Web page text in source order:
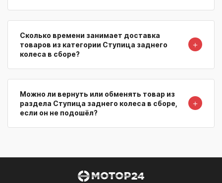
Сколько времени занимает доставка
товаров из категории Ступица заднего
колеса в сборе?
＋
Можно ли вернуть или обменять товар из
раздела Ступица заднего колеса в сборе,
если он не подошёл?
＋